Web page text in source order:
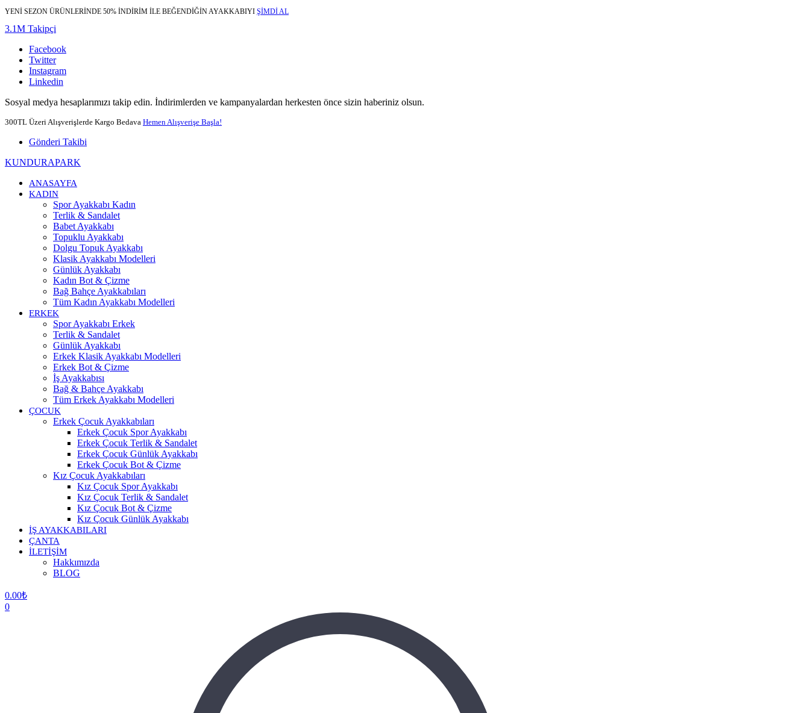
YENİ SEZON ÜRÜNLERİNDE 50% İNDİRİM İLE BEĞENDİĞİN AYAKKABIYI ŞİMDİ AL
3.1M Takipçi
Facebook
Twitter
Instagram
Linkedin
Sosyal medya hesaplarımızı takip edin. İndirimlerden ve kampanyalardan herkesten önce sizin haberiniz olsun.
300TL Üzeri Alışverişlerde Kargo Bedava Hemen Alışverişe Başla!
Gönderi Takibi
KUNDURAPARK
ANASAYFA
KADIN
Spor Ayakkabı Kadın
Terlik & Sandalet
Babet Ayakkabı
Topuklu Ayakkabı
Dolgu Topuk Ayakkabı
Klasik Ayakkabı Modelleri
Günlük Ayakkabı
Kadın Bot & Çizme
Bağ Bahçe Ayakkabıları
Tüm Kadın Ayakkabı Modelleri
ERKEK
Spor Ayakkabı Erkek
Terlik & Sandalet
Günlük Ayakkabı
Erkek Klasik Ayakkabı Modelleri
Erkek Bot & Çizme
İş Ayakkabısı
Bağ & Bahçe Ayakkabı
Tüm Erkek Ayakkabı Modelleri
ÇOCUK
Erkek Çocuk Ayakkabıları
Erkek Çocuk Spor Ayakkabı
Erkek Çocuk Terlik & Sandalet
Erkek Çocuk Günlük Ayakkabı
Erkek Çocuk Bot & Çizme
Kız Çocuk Ayakkabıları
Kız Çocuk Spor Ayakkabı
Kız Çocuk Terlik & Sandalet
Kız Çocuk Bot & Çizme
Kız Çocuk Günlük Ayakkabı
İŞ AYAKKABILARI
ÇANTA
İLETİŞİM
Hakkımızda
BLOG
0.00₺
0